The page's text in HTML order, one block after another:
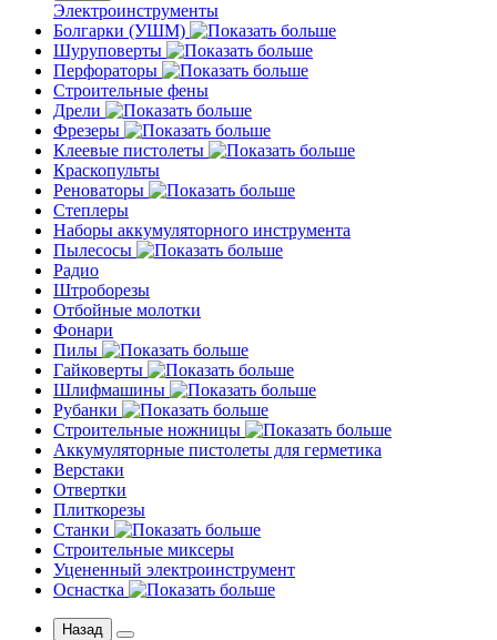
Электроинструменты
Болгарки (УШМ)
Шуруповерты
Перфораторы
Строительные фены
Дрели
Фрезеры
Клеевые пистолеты
Краскопульты
Реноваторы
Степлеры
Наборы аккумуляторного инструмента
Пылесосы
Радио
Штроборезы
Отбойные молотки
Фонари
Пилы
Гайковерты
Шлифмашины
Рубанки
Строительные ножницы
Аккумуляторные пистолеты для герметика
Верстаки
Отвертки
Плиткорезы
Станки
Строительные миксеры
Уцененный электроинструмент
Оснастка
Назад